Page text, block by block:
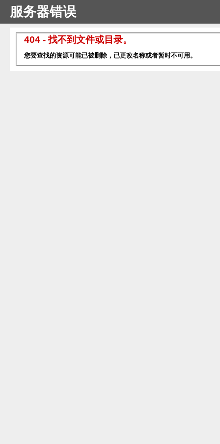
服务器错误
404 - 找不到文件或目录。
您要查找的资源可能已被删除，已更改名称或者暂时不可用。